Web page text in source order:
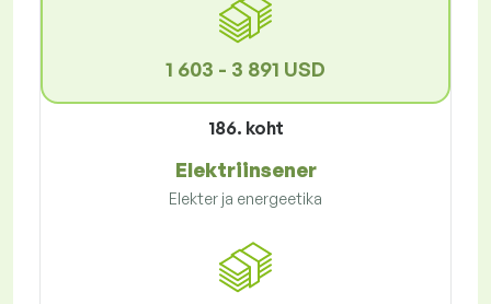
1 603 - 3 891 USD
186. koht
Elektriinsener
Elekter ja energeetika